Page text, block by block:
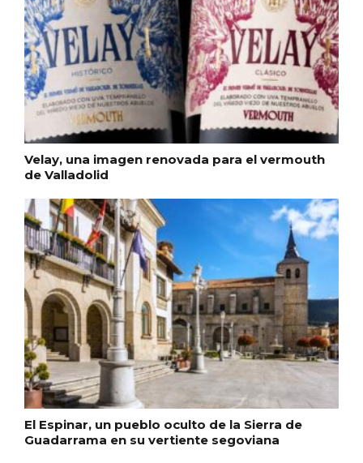
Velay, una imagen renovada para el vermouth
de Valladolid
El Espinar, un pueblo oculto de la Sierra de
Guadarrama en su vertiente segoviana
Fiesta de Primavera 2026 en la Ruta del
Vino de Cigales